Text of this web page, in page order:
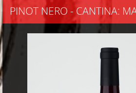
PINOT NERO - CANTINA: